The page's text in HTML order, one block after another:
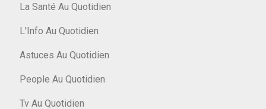
La Santé Au Quotidien
L'Info Au Quotidien
Astuces Au Quotidien
People Au Quotidien
Tv Au Quotidien